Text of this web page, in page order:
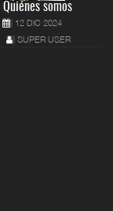
Quiénes somos
12 DIC 2024
SUPER USER